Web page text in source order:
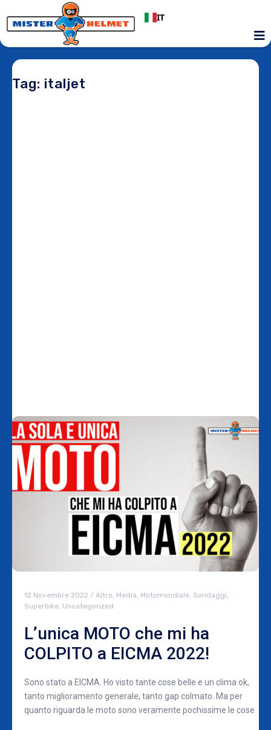
IT
Tag: italjet
12 Novembre 2022 / Altro, Media, Motomondiale, Sondaggi,
Superbike, Uncategorized
L’unica MOTO che mi ha
COLPITO a EICMA 2022!
Sono stato a EICMA. Ho visto tante cose belle e un clima ok,
tanto miglioramento generale, tanto gap colmato. Ma per
quanto riguarda le moto sono veramente pochissime le cose